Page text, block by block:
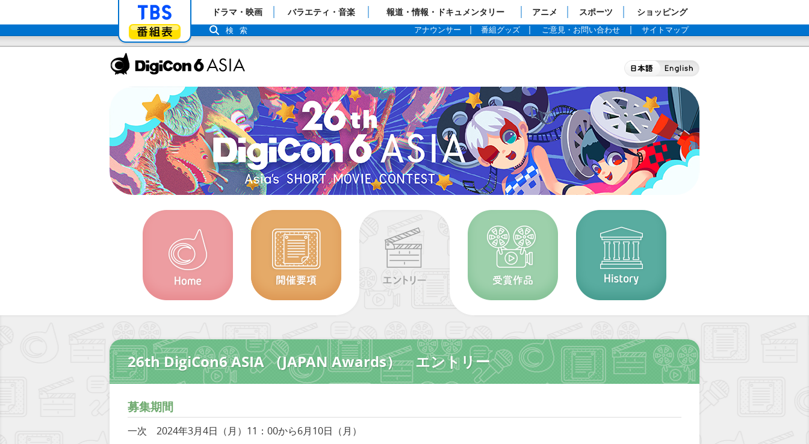
「TBSテレビ」トップページ
番組表
ドラマ・映画 バラエティ・音楽 報道・情報・ドキュメンタリー アニメ スポーツ ショッピング
アナウンサー 番組グッズ ご意見・お問い合わせ サイトマップ
検索
26th DigiCon6 ASIA （JAPAN Awards） エントリー
募集期間
一次 2024年3月4日（月）11：00から6月10日（月）